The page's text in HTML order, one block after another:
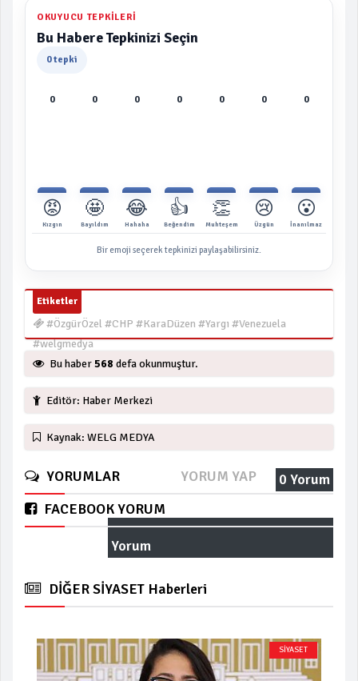
OKUYUCU TEPKILERI
Bu Habere Tepkinizi Seçin
0 tepki
0
😡
Kızgın
0
🤩
Bayıldım
0
😂
Hahaha
0
👍
Beğendim
0
👏
Muhteşem
0
😢
Üzgün
0
😮
İnanılmaz
Bir emoji seçerek tepkinizi paylaşabilirsiniz.
Etiketler
#ÖzgürÖzel #CHP #KaraDüzen #Yargı #Venezuela
#welgmedya
Bu haber568 defa okunmuştur.
Editör: Haber Merkezi
Kaynak: WELG MEDYA
YORUMLAR 0 Yorum
YORUM YAP
FACEBOOK YORUM
Yorum
DİĞER SİYASET Haberleri
SİYASET